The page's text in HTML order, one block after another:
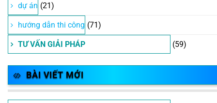
dự án (21)
hướng dẫn thi công (71)
TƯ VẤN GIẢI PHÁP (59)
BÀI VIẾT MỚI